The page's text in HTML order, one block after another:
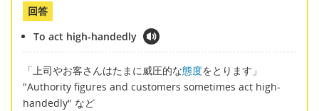
回答
To act high-handedly
「上司やお客さんはたまに威圧的な態度をとります」
"Authority figures and customers sometimes act high-
handedly" など